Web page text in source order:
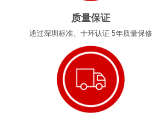
质量保证
通过深圳标准、十环认证 5年质量保修